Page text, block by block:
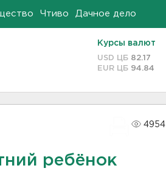
Чтиво Дачное дело
Курсы валют
USD ЦБ 82.17
EUR ЦБ 94.84
4954
ребёнок